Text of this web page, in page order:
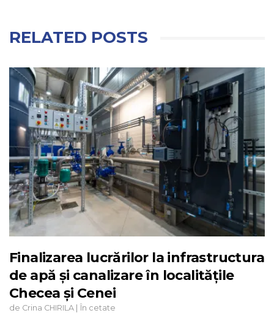
RELATED POSTS
Finalizarea lucrărilor la infrastructura
de apă și canalizare în localitățile
Checea și Cenei
de Crina CHIRILA | În cetate